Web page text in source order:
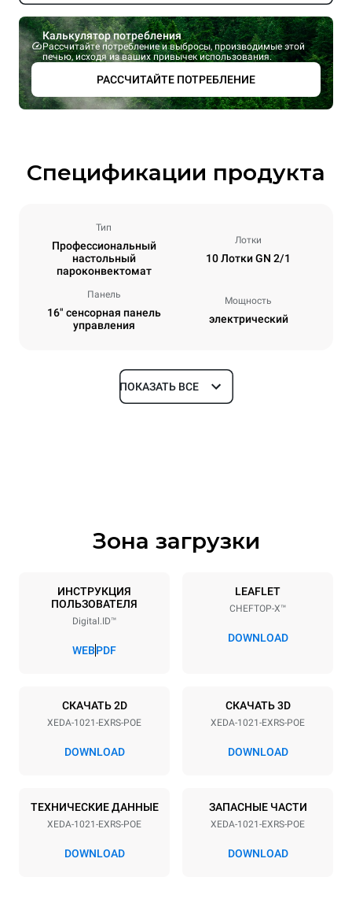
Калькулятор потребления
Рассчитайте потребление и выбросы, производимые этой
печью, исходя из ваших привычек использования.
РАССЧИТАЙТЕ ПОТРЕБЛЕНИЕ
Спецификации продукта
Тип
Профессиональный
настольный
пароконвектомат
Лотки
10 Лотки GN 2/1
Панель
16" сенсорная панель
управления
Мощность
электрический
Размеры
Спецификации противней
10 GN 2/1
Расстояние между лотками
83 mm
Напряжение
3~
Příkon
Потребление в квт·ч и выбросы co2
ПОКАЗАТЬ ВСЕ
Зона загрузки
ИНСТРУКЦИЯ
ПОЛЬЗОВАТЕЛЯ
Digital.ID™
WEBPDF
LEAFLET
CHEFTOP-X™
DOWNLOAD
СКАЧАТЬ 2D
XEDA-1021-EXRS-POE
DOWNLOAD
СКАЧАТЬ 3D
XEDA-1021-EXRS-POE
DOWNLOAD
ТЕХНИЧЕСКИЕ ДАННЫЕ
XEDA-1021-EXRS-POE
DOWNLOAD
ЗАПАСНЫЕ ЧАСТИ
XEDA-1021-EXRS-POE
DOWNLOAD